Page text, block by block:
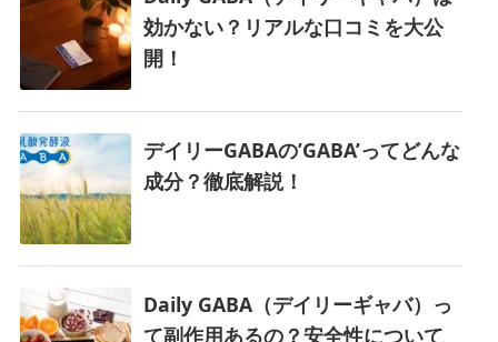
効かない？リアルな口コミを大公
開！
デイリーGABAの’GABA’ってどんな
成分？徹底解説！
Daily GABA（デイリーギャバ）っ
て副作用あるの？安全性について